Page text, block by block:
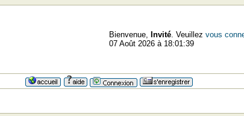
Bienvenue, Invité. Veuillez vous
07 Août 2026 à 18:01:39